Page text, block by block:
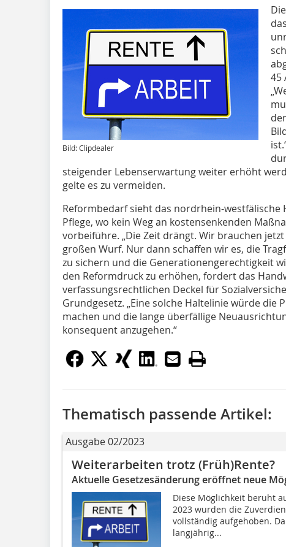
Bild: Clipdealer
45
steigender Lebenserwartung weiter erhöht
gelte es zu vermeiden.
Reformbedarf sieht das nordrhein-westfälische
Pflege, wo kein Weg an kostensenkenden
vorbeiführe. „Die Zeit drängt. Wir brauchen
großen Wurf. Nur dann schaffen wir es, die
zu sichern und die Generationengerechtigkeit
den Reformdruck zu erhöhen, fordert das
verfassungsrechtlichen Deckel für
Grundgesetz. „Eine solche Haltelinie würde die
machen und die lange überfällige
konsequent anzugehen.“
Thematisch passende Artikel:
Ausgabe 02/2023
Weiterarbeiten trotz (Früh)Rente?
Aktuelle Gesetzesänderung eröffnet neue
Diese Möglichkeit beruht
2023 wurden die
vollständig aufgehoben.
langjährig...